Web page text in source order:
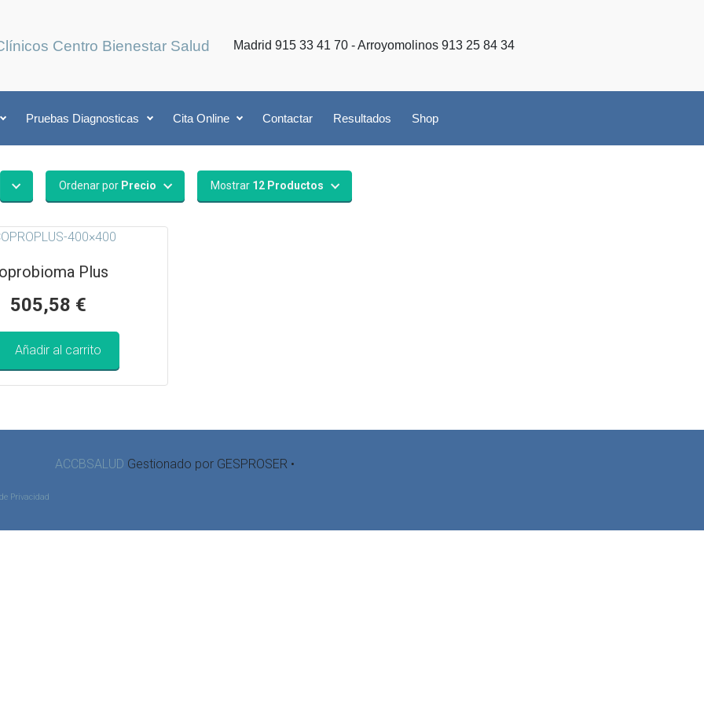
Centro Bienestar Salud Madrid 915 33 41 70 - Arroyomolinos 913 25 84 34
Pruebas Diagnosticas Cita Online Contactar Resultados Shop
Ordenar por Precio Mostrar 12 Productos
Plus
505,58 €
Añadir al carrito
ACCBSALUD Gestionado por GESPROSER •
Privacidad